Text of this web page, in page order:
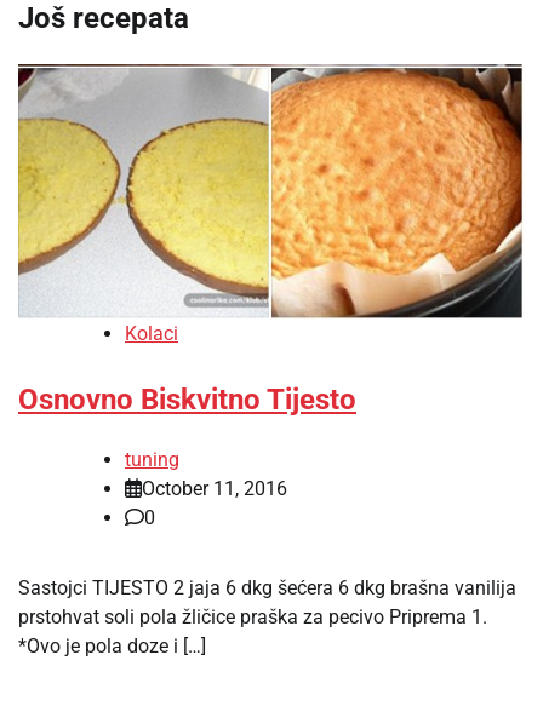
Još recepata
Kolaci
Osnovno Biskvitno Tijesto
tuning
October 11, 2016
0
Sastojci TIJESTO 2 jaja 6 dkg šećera 6 dkg brašna vanilija
prstohvat soli pola žličice praška za pecivo Priprema 1.
*Ovo je pola doze i […]